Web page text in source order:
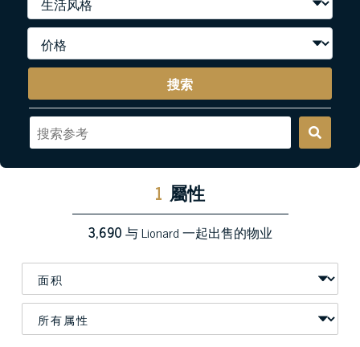
搜索
1 屬性
3,690与 Lionard 一起出售的物业